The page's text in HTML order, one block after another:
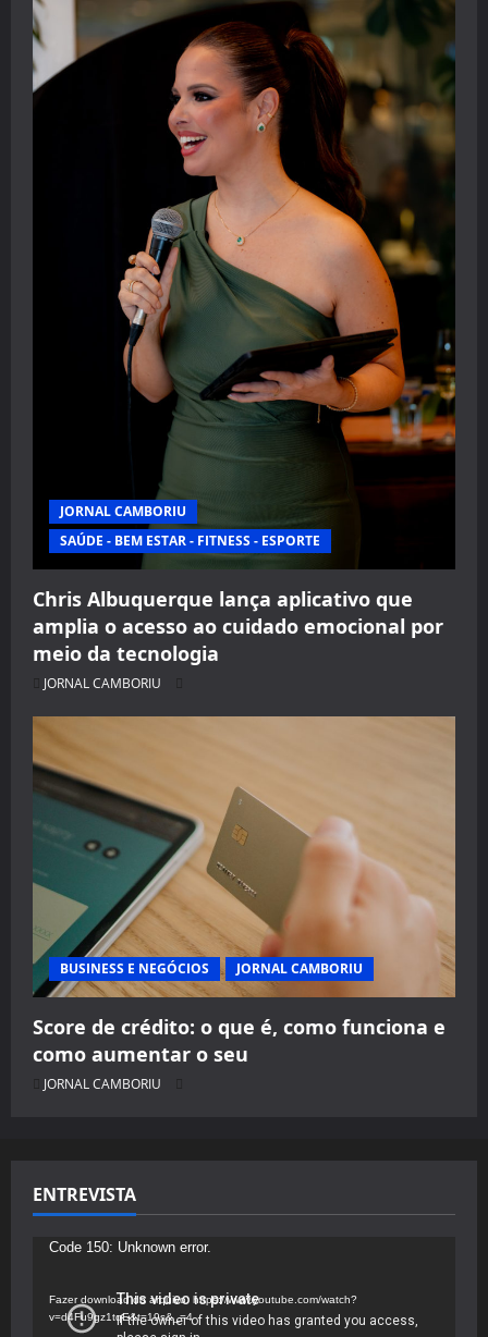
JORNAL CAMBORIU
SAÚDE - BEM ESTAR - FITNESS - ESPORTE
Chris Albuquerque lança aplicativo que
amplia o acesso ao cuidado emocional por
meio da tecnologia
JORNAL CAMBORIU
BUSINESS E NEGÓCIOS JORNAL CAMBORIU
Score de crédito: o que é, como funciona e
como aumentar o seu
JORNAL CAMBORIU
ENTREVISTA
Tocador
vídeo
Code 150: Unknown error.
Fazer download do arquivo: https://www.youtube.com/watch?
v=d4Fu9gz1tqE&t=19s&_=4